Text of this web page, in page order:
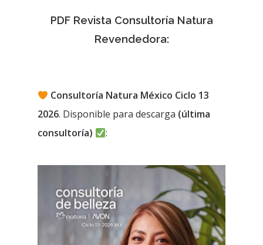
PDF Revista Consultoría Natura
Revendedora:
Consultoría Natura México Ciclo 13
2026. Disponible para descarga (última
consultoría)
: